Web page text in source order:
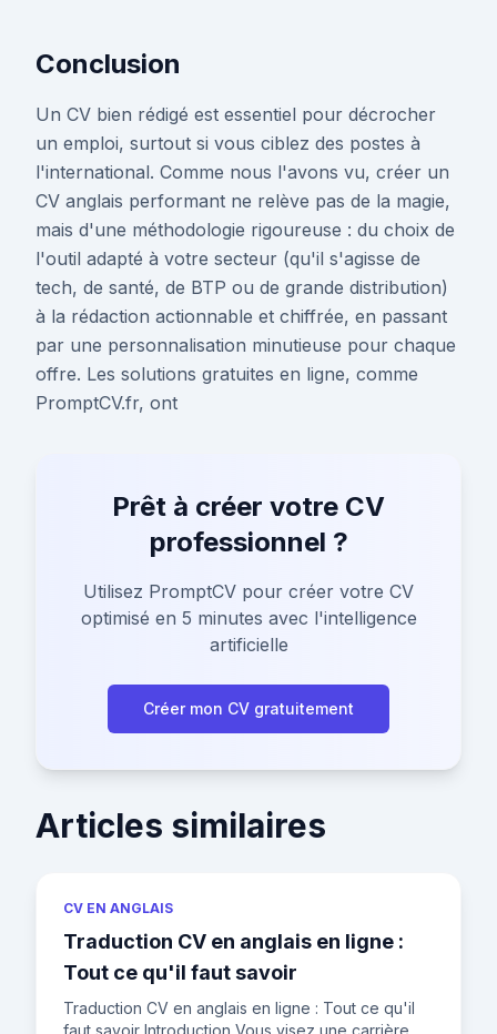
Conclusion
Un CV bien rédigé est essentiel pour décrocher
un emploi, surtout si vous ciblez des postes à
l'international. Comme nous l'avons vu, créer un
CV anglais performant ne relève pas de la magie,
mais d'une méthodologie rigoureuse : du choix de
l'outil adapté à votre secteur (qu'il s'agisse de
tech, de santé, de BTP ou de grande distribution)
à la rédaction actionnable et chiffrée, en passant
par une personnalisation minutieuse pour chaque
offre. Les solutions gratuites en ligne, comme
PromptCV.fr, ont
Prêt à créer votre CV
professionnel ?
Utilisez PromptCV pour créer votre CV
optimisé en 5 minutes avec l'intelligence
artificielle
Créer mon CV gratuitement
Articles similaires
CV EN ANGLAIS
Traduction CV en anglais en ligne :
Tout ce qu'il faut savoir
Traduction CV en anglais en ligne : Tout ce qu'il
faut savoir Introduction Vous visez une carrière à